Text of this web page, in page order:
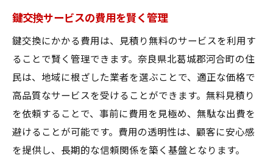
鍵交換サービスの費用を賢く管理
鍵交換にかかる費用は、見積り無料のサービスを利用す
ることで賢く管理できます。奈良県北葛城郡河合町の住
民は、地域に根ざした業者を選ぶことで、適正な価格で
高品質なサービスを受けることができます。無料見積り
を依頼することで、事前に費用を見極め、無駄な出費を
避けることが可能です。費用の透明性は、顧客に安心感
を提供し、長期的な信頼関係を築く基盤となります。